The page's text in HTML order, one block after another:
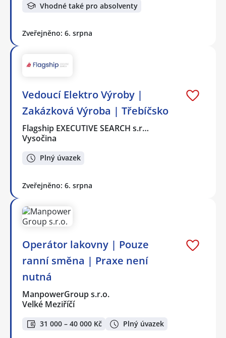
Vhodné také pro absolventy
Zveřejněno: 6. srpna
Vedoucí Elektro Výroby |
Zakázková Výroba | Třebíčsko
Flagship EXECUTIVE SEARCH s.r…
Vysočina
Plný úvazek
Zveřejněno: 6. srpna
Operátor lakovny | Pouze
ranní směna | Praxe není
nutná
ManpowerGroup s.r.o.
Velké Meziříčí
31 000 – 40 000 Kč Plný úvazek